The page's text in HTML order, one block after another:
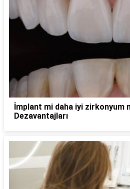
İmplant mi daha iyi zirkonyum
Dezavantajları